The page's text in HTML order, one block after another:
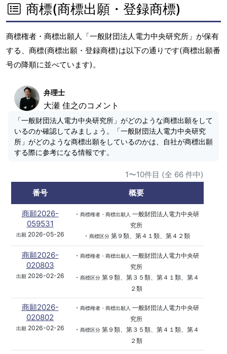
商標(商標出願・登録商標)
商標権者・商標出願人「一般財団法人電力中央研究所」が保有
する、商標(商標出願・登録商標)は以下の通りです(商標出願番
号の降順に並べています)。
弁理士
大瀬 佳之のコメント
「一般財団法人電力中央研究所」がどのような商標出願をして
いるのか確認してみましょう。「一般財団法人電力中央研究
所」がどのような商標出願をしているのかは、自社が商標出願
する際に参考になる情報です。
1〜10件目 (全 66 件中)
番号
概要
商願2026-
059531
出願2026-05-26
・ 商標権者・商標出願人 一般財団法人電力中央研
究所
・ 商標区分第９類、第４１類、第４２類
商願2026-
020803
出願2026-02-26
・ 商標権者・商標出願人 一般財団法人電力中央研
究所
・ 商標区分第９類、第３５類、第４１類、第４
２類
商願2026-
020802
出願2026-02-26
・ 商標権者・商標出願人 一般財団法人電力中央研
究所
・ 商標区分第９類、第３５類、第４１類、第４
２類